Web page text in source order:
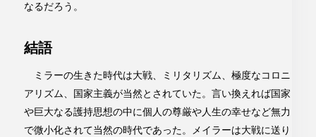
なるだろう。
結語
ミラーの生きた時代は大戦、ミリタリズム、極度なコロニ
アリズム、国家主義が当然とされていた。言い換えれば国家
や巨大なる護持思想の中に個人の尊厳や人生の幸せなど無力
で微小化されて当然の時代であった。メイラーは大戦に送り